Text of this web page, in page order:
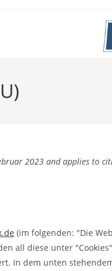
2023 and applies to
(im folgenden: "Die
all diese unter
In dem unten